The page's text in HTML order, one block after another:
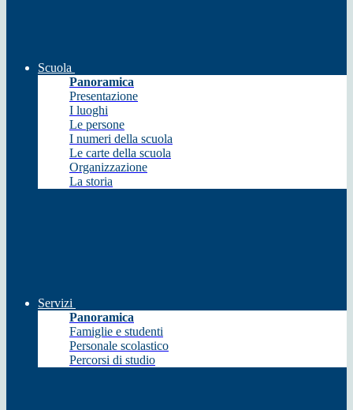
Scuola
Panoramica
Presentazione
I luoghi
Le persone
I numeri della scuola
Le carte della scuola
Organizzazione
La storia
Servizi
Panoramica
Famiglie e studenti
Personale scolastico
Percorsi di studio